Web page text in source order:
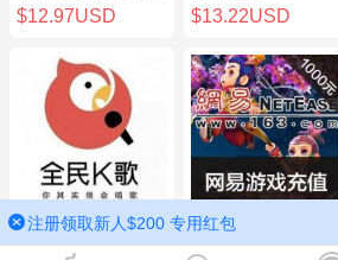
（原抖币）98元
$12.97USD
store,iphone,ipad中国
$13.22USD
新客尊享 全民K歌100
元 1000K币（填写全民
网易点数1000元(可直
充/寄售) 网易一卡通
注册领取新人$200 专用红包